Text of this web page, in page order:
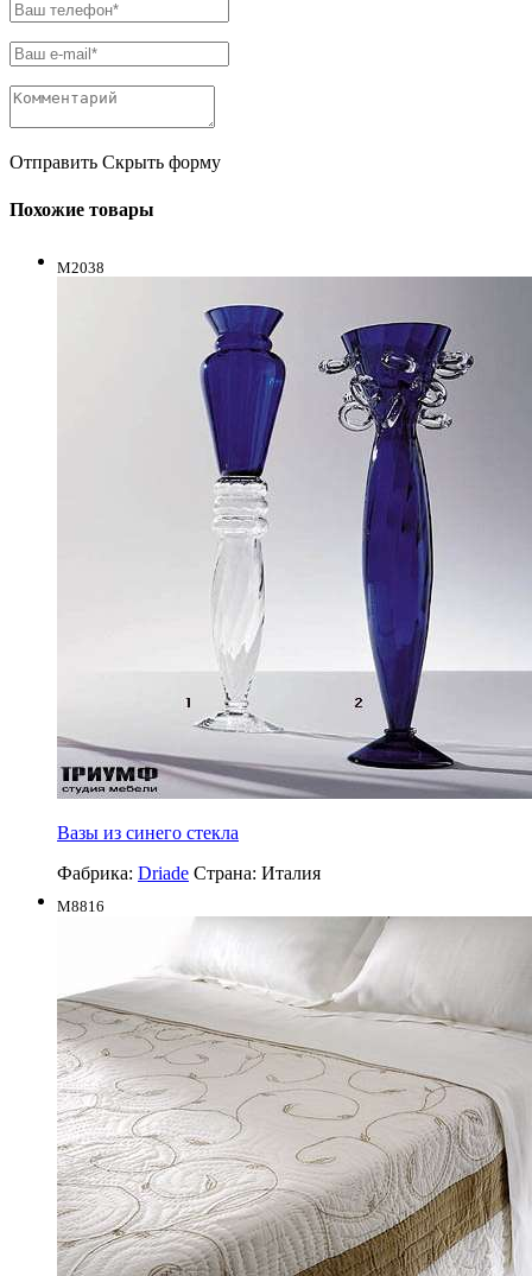
Отправить Скрыть форму
Похожие товары
M2038
Вазы из синего стекла
Фабрика: Driade Страна: Италия
M8816